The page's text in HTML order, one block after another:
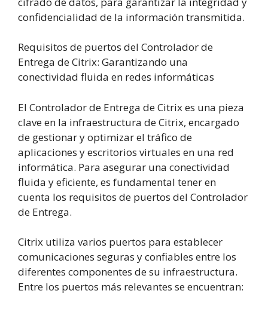
confidencialidad de la información transmitida.
Requisitos de puertos del Controlador de
Entrega de Citrix: Garantizando una
conectividad fluida en redes informáticas
El Controlador de Entrega de Citrix es una pieza
clave en la infraestructura de Citrix, encargado
de gestionar y optimizar el tráfico de
aplicaciones y escritorios virtuales en una red
informática. Para asegurar una conectividad
fluida y eficiente, es fundamental tener en
cuenta los requisitos de puertos del Controlador
de Entrega.
Citrix utiliza varios puertos para establecer
comunicaciones seguras y confiables entre los
diferentes componentes de su infraestructura.
Entre los puertos más relevantes se encuentran: